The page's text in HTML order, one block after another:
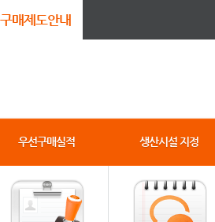
매제도안내
우선구매실적 생산시설 지정